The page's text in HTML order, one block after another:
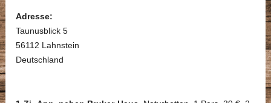
Adresse:
Taunusblick 5
56112 Lahnstein
Deutschland